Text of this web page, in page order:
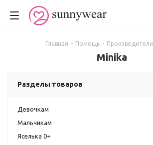
Главная - Помощь - Производители
Minika
Разделы товаров
Девочкам
Мальчикам
Яселька 0+